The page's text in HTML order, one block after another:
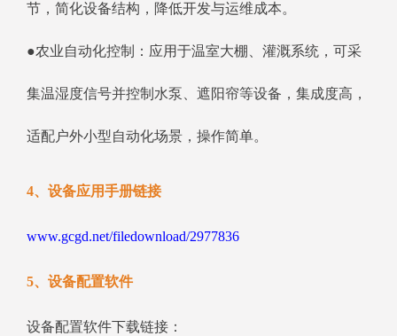
节，简化设备结构，降低开发与运维成本。
●农业自动化控制：应用于温室大棚、灌溉系统，可采
集温湿度信号并控制水泵、遮阳帘等设备，集成度高，
适配户外小型自动化场景，操作简单。
4、设备应用手册链接
www.gcgd.net/filedownload/2977836
5、设备配置软件
设备配置软件下载链接：